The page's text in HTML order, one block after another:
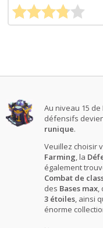
Au niveau 15
défensifs
runique.
Veuillez choisir
Farming, la
également
Combat de
des Bases max,
3 étoiles, ainsi
énorme